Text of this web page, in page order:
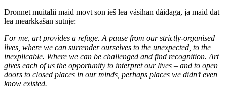
Dronnet muitalii maid movt son ieš lea vásihan dáidaga, ja maid dat
lea mearkkašan sutnje:
For me, art provides a refuge. A pause from our strictly-organised
lives, where we can surrender ourselves to the unexpected, to the
inexplicable. Where we can be challenged and find recognition. Art
gives each of us the opportunity to interpret our lives – and to open
doors to closed places in our minds, perhaps places we didn’t even
know existed.